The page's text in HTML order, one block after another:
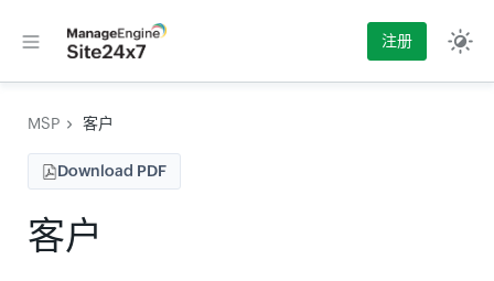
注册
MSP 客户
Download PDF
客户